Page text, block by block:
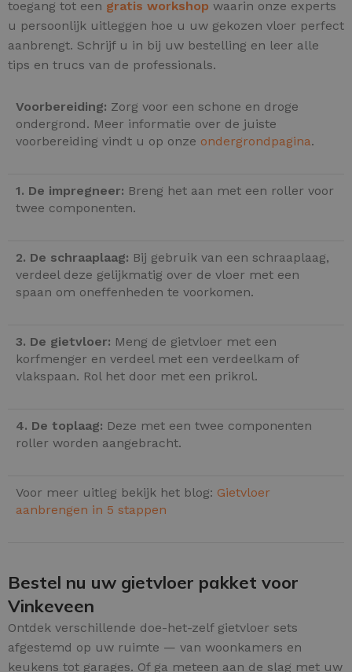
toegang tot een gratis workshop waarin onze experts
u persoonlijk uitleggen hoe u uw gekozen vloer perfect
aanbrengt. Schrijf u in bij uw bestelling en leer alle
tips en trucs van de professionals.
Voorbereiding: Zorg voor een schone en droge
ondergrond. Meer informatie over de juiste
voorbereiding vindt u op onze ondergrondpagina.
1. De impregneer: Breng het aan met een roller voor
twee componenten.
2. De schraaplaag: Bij gebruik van een schraaplaag,
verdeel deze gelijkmatig over de vloer met een
spaan om oneffenheden te voorkomen.
3. De gietvloer: Meng de gietvloer met een
korfmenger en verdeel met een verdeelkam of
vlakspaan. Rol het door met een prikrol.
4. De toplaag: Deze met een twee componenten
roller worden aangebracht.
Voor meer uitleg bekijk het blog: Gietvloer
aanbrengen in 5 stappen
Bestel nu uw gietvloer pakket voor
Vinkeveen
Ontdek verschillende doe-het-zelf gietvloer sets
afgestemd op uw ruimte — van woonkamers en
keukens tot garages. Of ga meteen aan de slag met uw